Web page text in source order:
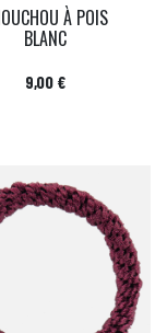
À POIS
BLANC
Prix
9,00 €